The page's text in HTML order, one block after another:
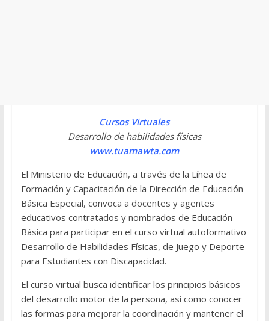
Cursos Virtuales
Desarrollo de habilidades físicas
www.tuamawta.com
El Ministerio de Educación, a través de la Línea de
Formación y Capacitación de la Dirección de Educación
Básica Especial, convoca a docentes y agentes
educativos contratados y nombrados de Educación
Básica para participar en el curso virtual autoformativo
Desarrollo de Habilidades Físicas, de Juego y Deporte
para Estudiantes con Discapacidad.
El curso virtual busca identificar los principios básicos
del desarrollo motor de la persona, así como conocer
las formas para mejorar la coordinación y mantener el